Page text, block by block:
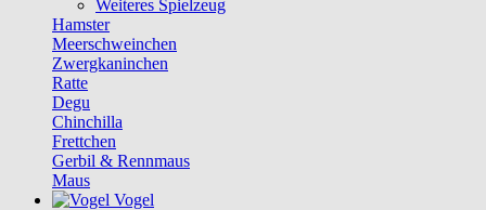
Weiteres Spielzeug
Hamster
Meerschweinchen
Zwergkaninchen
Ratte
Degu
Chinchilla
Frettchen
Gerbil & Rennmaus
Maus
Vogel